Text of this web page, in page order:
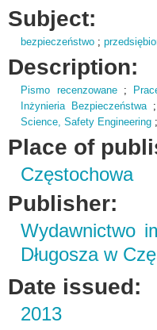
Subject:
bezpieczeństwo ;
Description:
Pismo recenzowane;
Inżynieria Bezpieczeństwa
Science, Safety Engineering
Place of
Częstochowa
Publisher:
Wydawnictwo
Długosza w
Date issued:
2013